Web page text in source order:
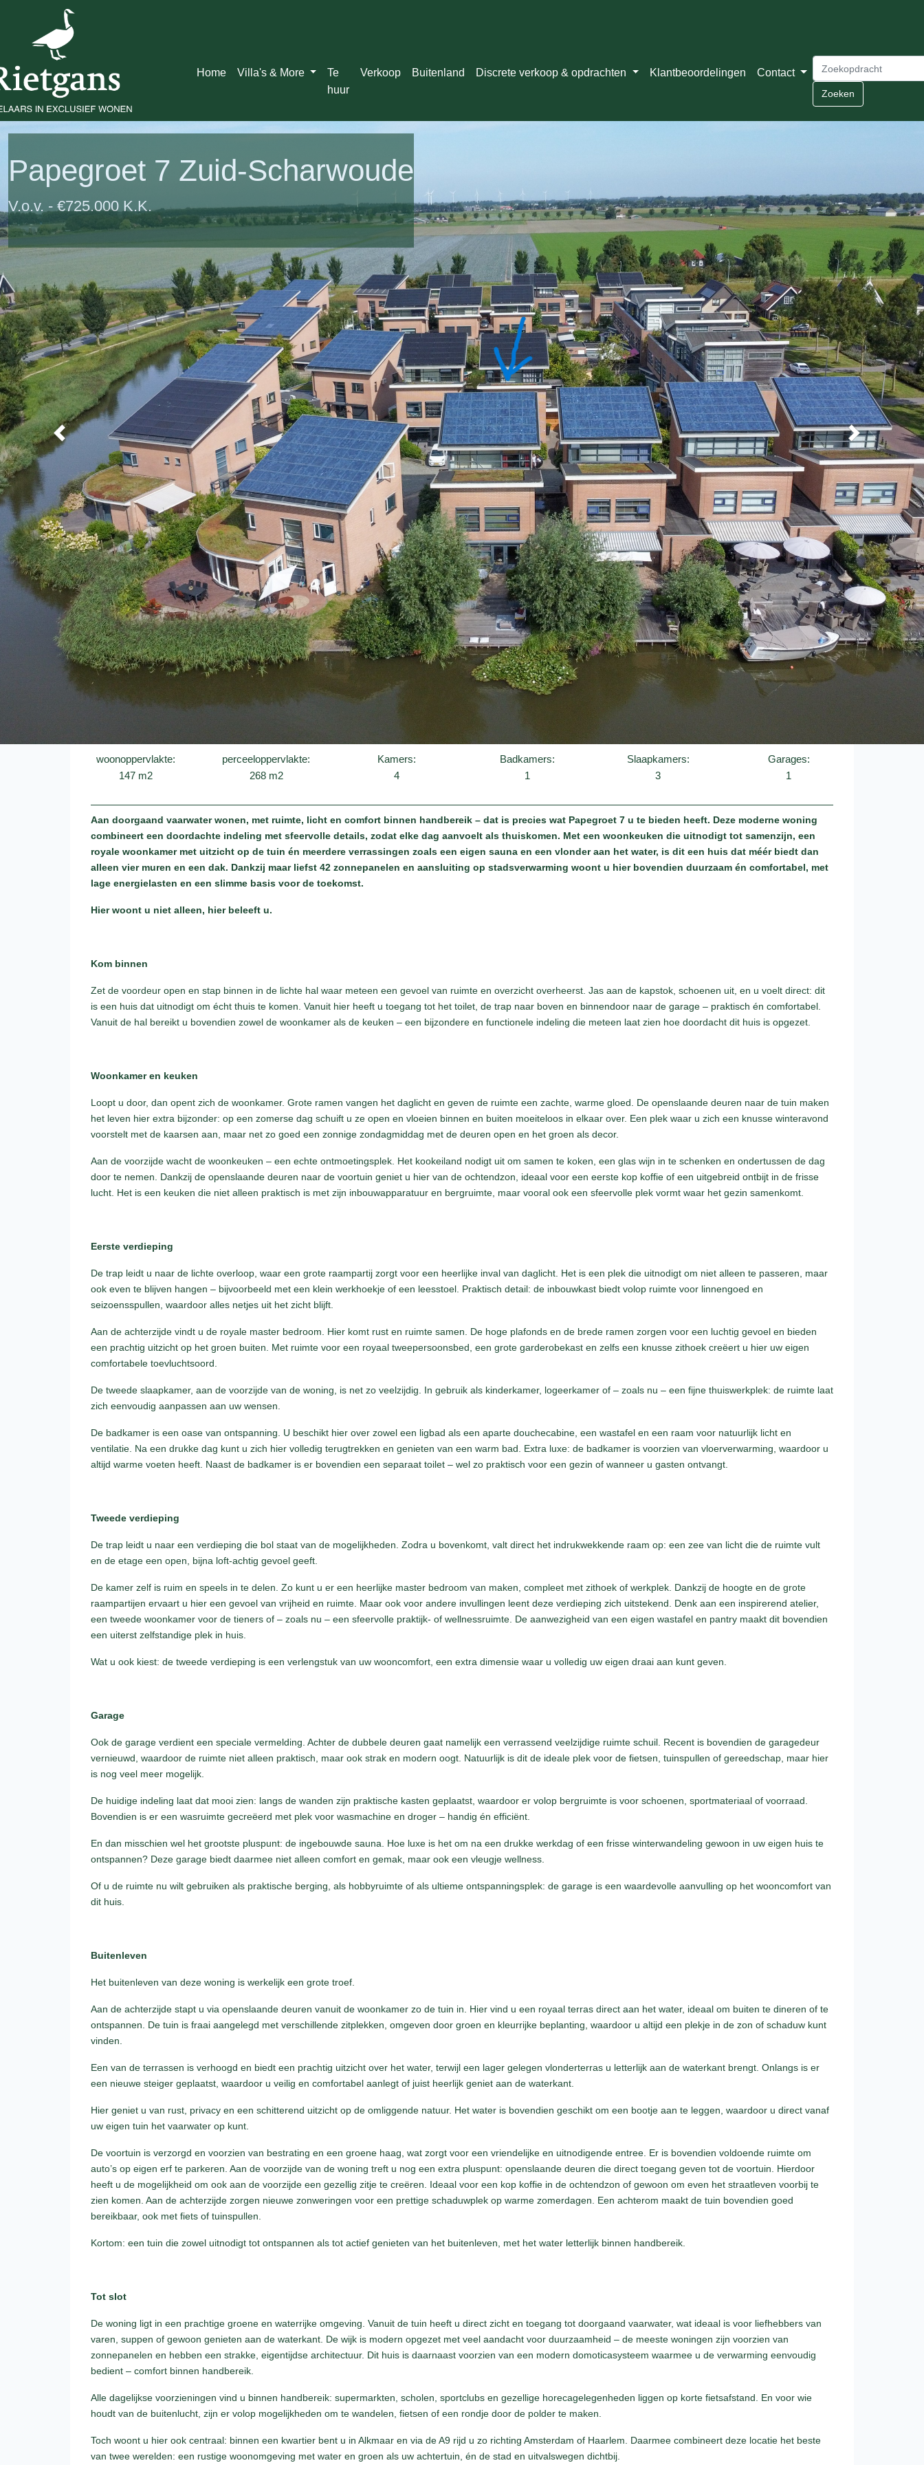
Home Villa's & More
Te
huur
Verkoop Buitenland Discrete verkoop & opdrachten Klantbeoordelingen Contact
Zoeken
Papegroet 7 Zuid-Scharwoude
V.o.v. - €725.000 K.K.
woonoppervlakte:
147 m2
perceeloppervlakte:
268 m2
Kamers:
4
Badkamers:
1
Slaapkamers:
3
Garages:
1
Aan doorgaand vaarwater wonen, met ruimte, licht en comfort binnen handbereik – dat is precies wat Papegroet 7 u te bieden heeft. Deze moderne woning
combineert een doordachte indeling met sfeervolle details, zodat elke dag aanvoelt als thuiskomen. Met een woonkeuken die uitnodigt tot samenzijn, een
royale woonkamer met uitzicht op de tuin én meerdere verrassingen zoals een eigen sauna en een vlonder aan het water, is dit een huis dat méér biedt dan
alleen vier muren en een dak. Dankzij maar liefst 42 zonnepanelen en aansluiting op stadsverwarming woont u hier bovendien duurzaam én comfortabel, met
lage energielasten en een slimme basis voor de toekomst.
Hier woont u niet alleen, hier beleeft u.
Kom binnen
Zet de voordeur open en stap binnen in de lichte hal waar meteen een gevoel van ruimte en overzicht overheerst. Jas aan de kapstok, schoenen uit, en u voelt direct: dit
is een huis dat uitnodigt om écht thuis te komen. Vanuit hier heeft u toegang tot het toilet, de trap naar boven en binnendoor naar de garage – praktisch én comfortabel.
Vanuit de hal bereikt u bovendien zowel de woonkamer als de keuken – een bijzondere en functionele indeling die meteen laat zien hoe doordacht dit huis is opgezet.
Woonkamer en keuken
Loopt u door, dan opent zich de woonkamer. Grote ramen vangen het daglicht en geven de ruimte een zachte, warme gloed. De openslaande deuren naar de tuin maken
het leven hier extra bijzonder: op een zomerse dag schuift u ze open en vloeien binnen en buiten moeiteloos in elkaar over. Een plek waar u zich een knusse winteravond
voorstelt met de kaarsen aan, maar net zo goed een zonnige zondagmiddag met de deuren open en het groen als decor.
Aan de voorzijde wacht de woonkeuken – een echte ontmoetingsplek. Het kookeiland nodigt uit om samen te koken, een glas wijn in te schenken en ondertussen de dag
door te nemen. Dankzij de openslaande deuren naar de voortuin geniet u hier van de ochtendzon, ideaal voor een eerste kop koffie of een uitgebreid ontbijt in de frisse
lucht. Het is een keuken die niet alleen praktisch is met zijn inbouwapparatuur en bergruimte, maar vooral ook een sfeervolle plek vormt waar het gezin samenkomt.
Eerste verdieping
De trap leidt u naar de lichte overloop, waar een grote raampartij zorgt voor een heerlijke inval van daglicht. Het is een plek die uitnodigt om niet alleen te passeren, maar
ook even te blijven hangen – bijvoorbeeld met een klein werkhoekje of een leesstoel. Praktisch detail: de inbouwkast biedt volop ruimte voor linnengoed en
seizoensspullen, waardoor alles netjes uit het zicht blijft.
Aan de achterzijde vindt u de royale master bedroom. Hier komt rust en ruimte samen. De hoge plafonds en de brede ramen zorgen voor een luchtig gevoel en bieden
een prachtig uitzicht op het groen buiten. Met ruimte voor een royaal tweepersoonsbed, een grote garderobekast en zelfs een knusse zithoek creëert u hier uw eigen
comfortabele toevluchtsoord.
De tweede slaapkamer, aan de voorzijde van de woning, is net zo veelzijdig. In gebruik als kinderkamer, logeerkamer of – zoals nu – een fijne thuiswerkplek: de ruimte laat
zich eenvoudig aanpassen aan uw wensen.
De badkamer is een oase van ontspanning. U beschikt hier over zowel een ligbad als een aparte douchecabine, een wastafel en een raam voor natuurlijk licht en
ventilatie. Na een drukke dag kunt u zich hier volledig terugtrekken en genieten van een warm bad. Extra luxe: de badkamer is voorzien van vloerverwarming, waardoor u
altijd warme voeten heeft. Naast de badkamer is er bovendien een separaat toilet – wel zo praktisch voor een gezin of wanneer u gasten ontvangt.
Tweede verdieping
De trap leidt u naar een verdieping die bol staat van de mogelijkheden. Zodra u bovenkomt, valt direct het indrukwekkende raam op: een zee van licht die de ruimte vult
en de etage een open, bijna loft-achtig gevoel geeft.
De kamer zelf is ruim en speels in te delen. Zo kunt u er een heerlijke master bedroom van maken, compleet met zithoek of werkplek. Dankzij de hoogte en de grote
raampartijen ervaart u hier een gevoel van vrijheid en ruimte. Maar ook voor andere invullingen leent deze verdieping zich uitstekend. Denk aan een inspirerend atelier,
een tweede woonkamer voor de tieners of – zoals nu – een sfeervolle praktijk- of wellnessruimte. De aanwezigheid van een eigen wastafel en pantry maakt dit bovendien
een uiterst zelfstandige plek in huis.
Wat u ook kiest: de tweede verdieping is een verlengstuk van uw wooncomfort, een extra dimensie waar u volledig uw eigen draai aan kunt geven.
Garage
Ook de garage verdient een speciale vermelding. Achter de dubbele deuren gaat namelijk een verrassend veelzijdige ruimte schuil. Recent is bovendien de garagedeur
vernieuwd, waardoor de ruimte niet alleen praktisch, maar ook strak en modern oogt. Natuurlijk is dit de ideale plek voor de fietsen, tuinspullen of gereedschap, maar hier
is nog veel meer mogelijk.
De huidige indeling laat dat mooi zien: langs de wanden zijn praktische kasten geplaatst, waardoor er volop bergruimte is voor schoenen, sportmateriaal of voorraad.
Bovendien is er een wasruimte gecreëerd met plek voor wasmachine en droger – handig én efficiënt.
En dan misschien wel het grootste pluspunt: de ingebouwde sauna. Hoe luxe is het om na een drukke werkdag of een frisse winterwandeling gewoon in uw eigen huis te
ontspannen? Deze garage biedt daarmee niet alleen comfort en gemak, maar ook een vleugje wellness.
Of u de ruimte nu wilt gebruiken als praktische berging, als hobbyruimte of als ultieme ontspanningsplek: de garage is een waardevolle aanvulling op het wooncomfort van
dit huis.
Buitenleven
Het buitenleven van deze woning is werkelijk een grote troef.
Aan de achterzijde stapt u via openslaande deuren vanuit de woonkamer zo de tuin in. Hier vind u een royaal terras direct aan het water, ideaal om buiten te dineren of te
ontspannen. De tuin is fraai aangelegd met verschillende zitplekken, omgeven door groen en kleurrijke beplanting, waardoor u altijd een plekje in de zon of schaduw kunt
vinden.
Een van de terrassen is verhoogd en biedt een prachtig uitzicht over het water, terwijl een lager gelegen vlonderterras u letterlijk aan de waterkant brengt. Onlangs is er
een nieuwe steiger geplaatst, waardoor u veilig en comfortabel aanlegt of juist heerlijk geniet aan de waterkant.
Hier geniet u van rust, privacy en een schitterend uitzicht op de omliggende natuur. Het water is bovendien geschikt om een bootje aan te leggen, waardoor u direct vanaf
uw eigen tuin het vaarwater op kunt.
De voortuin is verzorgd en voorzien van bestrating en een groene haag, wat zorgt voor een vriendelijke en uitnodigende entree. Er is bovendien voldoende ruimte om
auto’s op eigen erf te parkeren. Aan de voorzijde van de woning treft u nog een extra pluspunt: openslaande deuren die direct toegang geven tot de voortuin. Hierdoor
heeft u de mogelijkheid om ook aan de voorzijde een gezellig zitje te creëren. Ideaal voor een kop koffie in de ochtendzon of gewoon om even het straatleven voorbij te
zien komen. Aan de achterzijde zorgen nieuwe zonweringen voor een prettige schaduwplek op warme zomerdagen. Een achterom maakt de tuin bovendien goed
bereikbaar, ook met fiets of tuinspullen.
Kortom: een tuin die zowel uitnodigt tot ontspannen als tot actief genieten van het buitenleven, met het water letterlijk binnen handbereik.
Tot slot
De woning ligt in een prachtige groene en waterrijke omgeving. Vanuit de tuin heeft u direct zicht en toegang tot doorgaand vaarwater, wat ideaal is voor liefhebbers van
varen, suppen of gewoon genieten aan de waterkant. De wijk is modern opgezet met veel aandacht voor duurzaamheid – de meeste woningen zijn voorzien van
zonnepanelen en hebben een strakke, eigentijdse architectuur. Dit huis is daarnaast voorzien van een modern domoticasysteem waarmee u de verwarming eenvoudig
bedient – comfort binnen handbereik.
Alle dagelijkse voorzieningen vind u binnen handbereik: supermarkten, scholen, sportclubs en gezellige horecagelegenheden liggen op korte fietsafstand. En voor wie
houdt van de buitenlucht, zijn er volop mogelijkheden om te wandelen, fietsen of een rondje door de polder te maken.
Toch woont u hier ook centraal: binnen een kwartier bent u in Alkmaar en via de A9 rijd u zo richting Amsterdam of Haarlem. Daarmee combineert deze locatie het beste
van twee werelden: een rustige woonomgeving met water en groen als uw achtertuin, én de stad en uitvalswegen dichtbij.